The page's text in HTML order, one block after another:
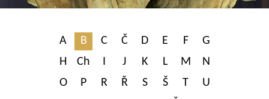
A B C Č D E F
G
H
Ch I J K L M
N
O
P R Ř S Š T
U